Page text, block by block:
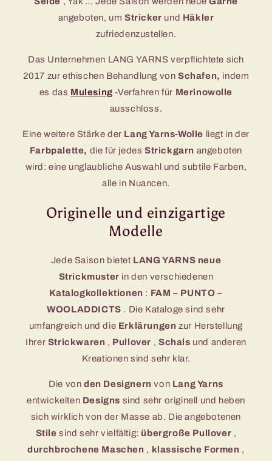
angeboten, um Stricker und Häkler
zufriedenzustellen.
Das Unternehmen LANG YARNS verpflichtete sich
2017 zur ethischen Behandlung von Schafen, indem
es das Mulesing -Verfahren für Merinowolle
ausschloss.
Eine weitere Stärke der Lang Yarns-Wolle liegt in der
Farbpalette, die für jedesStrickgarn angeboten
wird: eine unglaubliche Auswahl und subtile Farben,
alle in Nuancen.
Originelle und einzigartige
Modelle
Jede Saison bietet LANG YARNS neue
Strickmuster in den verschiedenen
Katalogkollektionen : FAM – PUNTO –
WOOLADDICTS . Die Kataloge sind sehr
umfangreich und die Erklärungen zur Herstellung
Ihrer Strickwaren , Pullover , Schals und anderen
Kreationen sind sehr klar.
Die von den Designern von Lang Yarns
entwickelten Designs sind sehr originell und heben
sich wirklich von der Masse ab. Die angebotenen
Stile sind sehr vielfältig: übergroße Pullover ,
durchbrochene Maschen , klassische Formen ,